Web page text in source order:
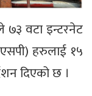
७३ वटा इन्टरनेट
हरुलाई १५
दिएको छ ।